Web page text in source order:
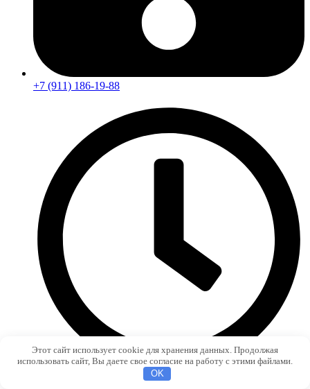
+7 (911) 186-19-88
Этот сайт использует cookie для хранения данных. Продолжая
использовать сайт, Вы даете свое согласие на работу с этими файлами.
OK